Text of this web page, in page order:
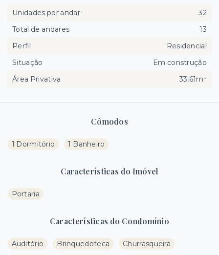
Cômodos
1 Dormitório 1 Banheiro
Características do Imóvel
Portaria
Características do Condomínio
Auditório Brinquedoteca
Churrasqueira
Unidades por andar
32
Total de andares
13
Perfil
Residencial
Situação
Em construção
Área Privativa
33,61m²